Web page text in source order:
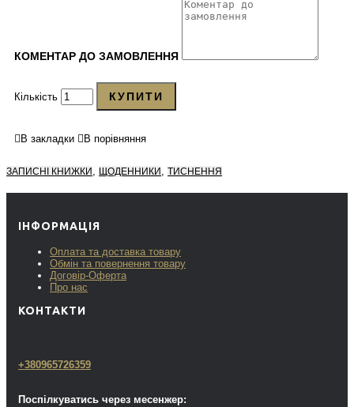
КОМЕНТАР ДО ЗАМОВЛЕННЯ
Кількість КУПИТИ
В закладки В порівняння
ЗАПИСНІ КНИЖКИ , ЩОДЕННИКИ , ТИСНЕННЯ
ІНФОРМАЦІЯ
Оплата та доставка товару
Обмін та повернення товару
Договір-Оферта
Про нас
КОНТАКТИ
+380965726359
Поспілкуватись через месенжер: